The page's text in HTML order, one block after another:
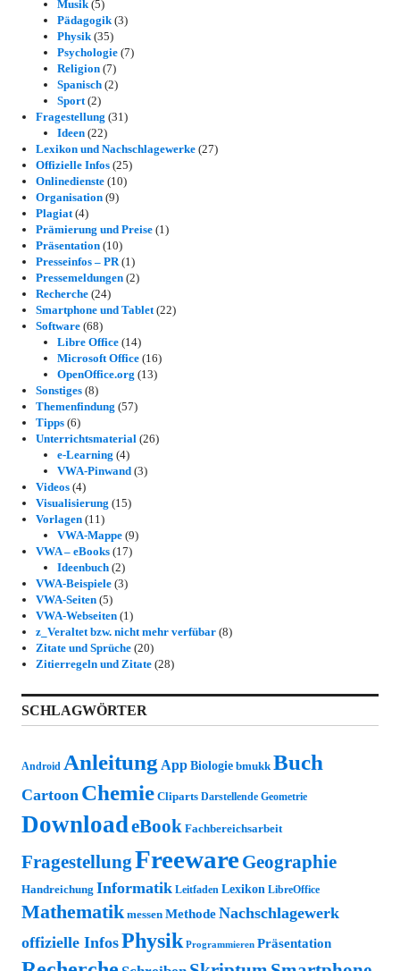
Musik(5)
Pädagogik(3)
Physik(35)
Psychologie (7)
Religion (7)
Spanisch (2)
Sport(2)
Fragestellung (31)
Ideen (22)
Lexikon und Nachschlagewerke (27)
Offizielle Infos (25)
Onlinedienste (10)
Organisation (9)
Plagiat(4)
Prämierung und Preise (1)
Präsentation (10)
Presseinfos – PR(1)
Pressemeldungen (2)
Recherche (24)
Smartphone und Tablet(22)
Software (68)
Libre Office (14)
Microsoft Office (16)
OpenOffice.org (13)
Sonstiges (8)
Themenfindung (57)
Tipps (6)
Unterrichtsmaterial (26)
e-Learning (4)
VWA-Pinwand (3)
Videos (4)
Visualisierung (15)
Vorlagen (11)
VWA-Mappe (9)
VWA – eBooks (17)
Ideenbuch (2)
VWA-Beispiele (3)
VWA-Seiten (5)
VWA-Webseiten (1)
z_Veraltet bzw. nicht mehr verfübar (8)
Zitate und Sprüche (20)
Zitierregeln und Zitate (28)
SCHLAGWÖRTER
Android Anleitung AppBiologie bmukk Buch
Cartoon Chemie Cliparts Darstellende Geometrie
DownloadeBook Fachbereichsarbeit
FragestellungFreewareGeographie
Handreichung Informatik Leitfaden Lexikon LibreOffice
Mathematik messen MethodeNachschlagewerk
offizielle InfosPhysik Programmieren Präsentation